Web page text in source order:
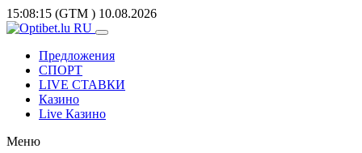
15:08:15 (GTM ) 10.08.2026
Предложения
СПОРТ
LIVE СТАВКИ
Казино
Live Казино
Меню